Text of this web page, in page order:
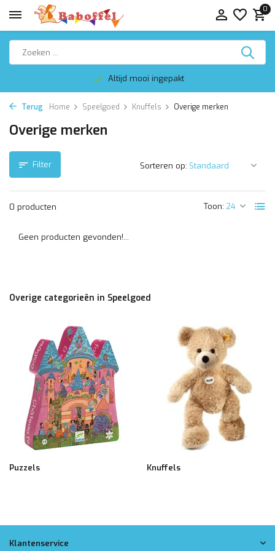
0
Altijd mooi ingepakt
Terug Home Speelgoed Knuffels Overige merken
Overige merken
Filter
0 producten Toon:
Sorteren op:
Geen producten gevonden!...
Overige categorieën in Speelgoed
Puzzels Knuffels
Klantenservice